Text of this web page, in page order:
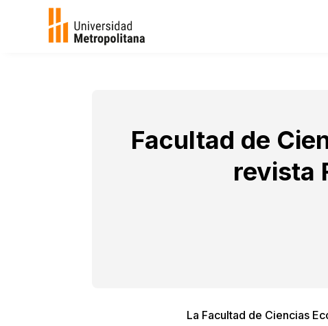
Facultad de
revista
La Facultad de Ciencias